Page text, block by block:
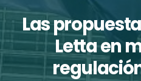
Las
Letta en